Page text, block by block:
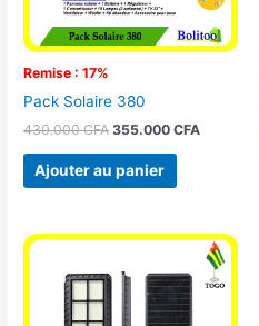
Remise : 17%
Pack Solaire 380
430.000CFA 355.000CFA
Ajouter au panier